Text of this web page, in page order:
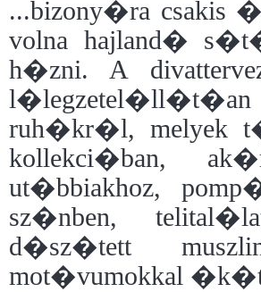
...bizony�ra csakis
volna hajland�
h�zni. A
ruh�kr�l, melyek
kollekci�ban,
ut�bbiakhoz,
sz�nben,
d�sz�tett
mot�vumokkal